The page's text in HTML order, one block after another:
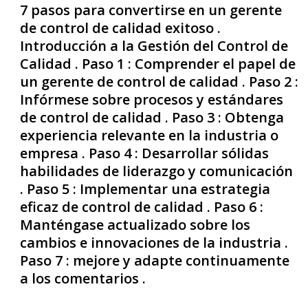
7 pasos para convertirse en un gerente
de control de calidad exitoso .
Introducción a la Gestión del Control de
Calidad . Paso 1 : Comprender el papel de
un gerente de control de calidad . Paso 2 :
Infórmese sobre procesos y estándares
de control de calidad . Paso 3 : Obtenga
experiencia relevante en la industria o
empresa . Paso 4 : Desarrollar sólidas
habilidades de liderazgo y comunicación
. Paso 5 : Implementar una estrategia
eficaz de control de calidad . Paso 6 :
Manténgase actualizado sobre los
cambios e innovaciones de la industria .
Paso 7 : mejore y adapte continuamente
a los comentarios .